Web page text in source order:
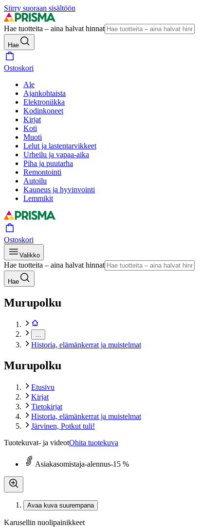
Siirry suoraan sisältöön
Hae tuotteita – aina halvat hinnat
Hae
Ostoskori
Ale
Ajankohtaista
Elektroniikka
Kodinkoneet
Kirjat
Koti
Muoti
Lelut ja lastentarvikkeet
Urheilu ja vapaa-aika
Piha ja puutarha
Remontointi
Autoilu
Kauneus ja hyvinvointi
Lemmikit
Ostoskori
Valikko
Hae tuotteita – aina halvat hinnat
Hae
Murupolku
Historia, elämänkerrat ja muistelmat
Murupolku
Etusivu
Kirjat
Tietokirjat
Historia, elämänkerrat ja muistelmat
Järvinen, Potkut tuli!
Tuotekuvat- ja videotOhita tuotekuva
Asiakasomistaja-alennus-15 %
Avaa kuva suurempana
Karusellin nuolipainikkeet